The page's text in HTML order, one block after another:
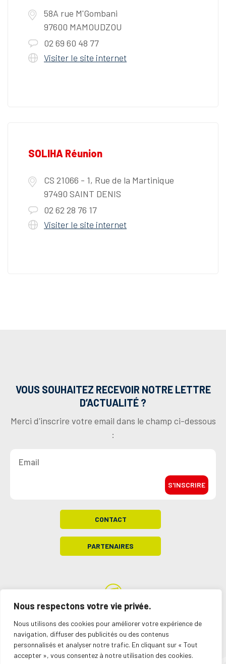
Nous respectons votre vie privée.
Nous utilisons des cookies pour améliorer votre expérience de
navigation, diffuser des publicités ou des contenus
personnalisés et analyser notre trafic. En cliquant sur « Tout
accepter », vous consentez à notre utilisation des cookies.
58A rue M'Gombani
97600 MAMOUDZOU
02 69 60 48 77
Visiter le site internet
SOLIHA Réunion
CS 21066 - 1, Rue de la Martinique
97490 SAINT DENIS
02 62 28 76 17
Visiter le site internet
VOUS SOUHAITEZ RECEVOIR NOTRE LETTRE
D’ACTUALITÉ ?
Merci d'inscrire votre email dans le champ ci-dessous
:
S'INSCRIRE
CONTACT
PARTENAIRES
Site hébergé dans un green data center
Mentions légales Plan du site Création acti
Personnaliser